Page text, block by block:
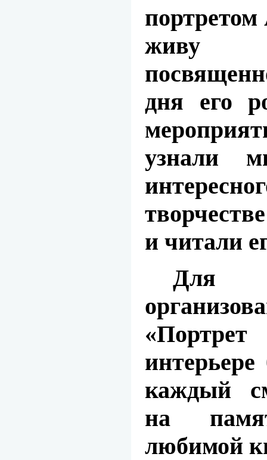
живу
дня его
узнали
и читали
Для
интерьере
каждый
на
любимой